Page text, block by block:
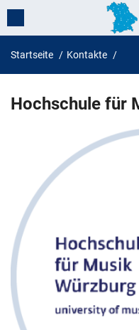
Startseite Kontakte
Hochschule für